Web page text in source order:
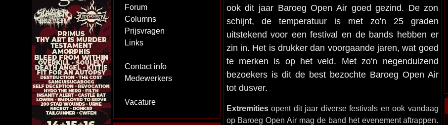
Forum
Columns
Prijsvragen
Links
Contact info
Medewerkers
Vacature
ook dit jaar Baroeg Open Air goed gezind. De zon
schijnt, de temperatuur is met zo'n 25 graden
uitstekend voor een festival en de bands hebben er
zin in. Het is drukker dan voorgaande jaren, wat goed
te merken is op het veld. Met zo'n negenduizend
bezoekers is dit de best bezochte Baroeg Open Air
tot dusver.
Extremitiesopent dit jaar diverse festivals en ook vandaag
op Baroeg Open Air mag de band het evenement aftrappen.